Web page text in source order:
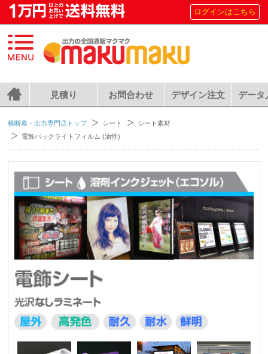
ログインはこちら
見積り お問合わせ デザイン注文 データ
横断幕・出力専門店トップ シート
シート素材
電飾バックライトフィルム (油性)